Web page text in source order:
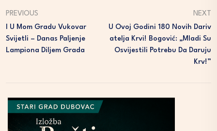
PREVIOUS
I U Mom Gradu Vukovar
Svijetli – Danas Paljenje
Lampiona Diljem Grada
NEXT
U Ovoj Godini 180 Novih Dariv
Atelja Krvi! Bogović: „Mladi Su
Osvijestili Potrebu Da Daruju
Krv!”